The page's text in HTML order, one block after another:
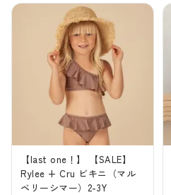
【last one！】 【SALE】
Rylee + Cru ビキニ（マル
ベリーシマー）2-3Y